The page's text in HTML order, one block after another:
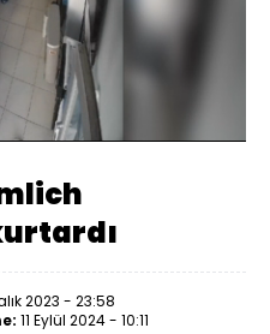
Hızı
2023 - 23:58
11 Eylül 2024 - 10:11